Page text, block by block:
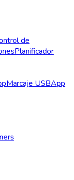
de
Planificador
Marcaje USBApp